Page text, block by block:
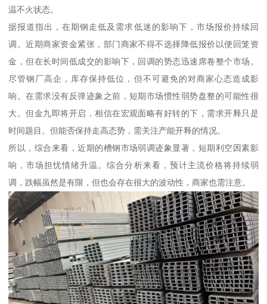
温不火状态。
据报道指出，在期钢走低及需求低迷的影响下，市场报价持续回
调。近期商家资金紧张，部门商家不得不选择降低报价以便回笼资
金，但在长时间低成交的影响下，回调的势态迅速席卷整个市场。
尽管钢厂高企，库存保持低位，但不可避免的对商家心态造成影
响。在需求没有反弹迹象之前，短期市场惯性弱势盘整的可能性很
大。但金九即将开启，相信在宏观面略有好转的下，需求开释只是
时间题目。但能否保持走高态势，需关注产能开释的情况。
所以，综合来看，近期的槽钢市场弱调迹象显著，短期利空因素影
响，市场担忧情绪升温。综合分析来看，预计主流价格将持续弱
调，跌幅虽然是有限，但也会存在很大的波动性，商家也需注意。